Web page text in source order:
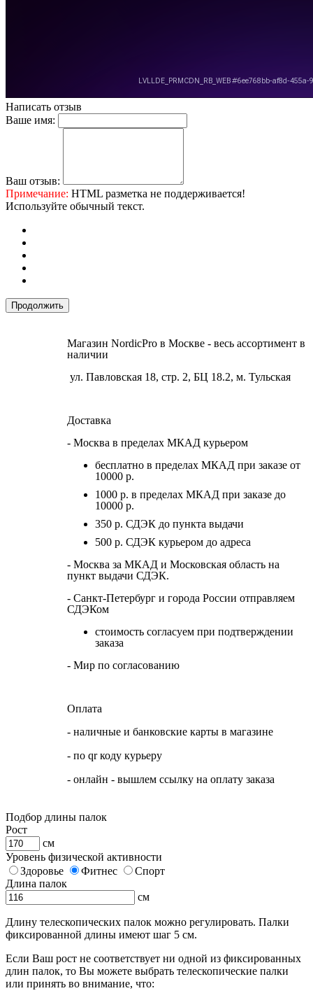
Написать отзыв
Ваше имя:
Ваш отзыв:
Примечание: HTML разметка не поддерживается!
Используйте обычный текст.
Продолжить
Магазин NordicPro в Москве - весь ассортимент в
наличии
ул. Павловская 18, стр. 2, БЦ 18.2, м. Тульская
Доставка
- Москва в пределах МКАД курьером
бесплатно в пределах МКАД при заказе от
10000 р.
1000 р. в пределах МКАД при заказе до
10000 р.
350 р. СДЭК до пункта выдачи
500 р. СДЭК курьером до адреса
- Москва за МКАД и Московская область на
пункт выдачи СДЭК.
- Санкт-Петербург и города России отправляем
СДЭКом
стоимость согласуем при подтверждении
заказа
- Мир по согласованию
Оплата
- наличные и банковские карты в магазине
- по qr коду курьеру
- онлайн - вышлем ссылку на оплату заказа
Подбор длины палок
Рост
см
Уровень физической активности
Здоровье
Фитнес
Спорт
Длина палок
см
Длину телескопических палок можно регулировать. Палки
фиксированной длины имеют шаг 5 см.
Если Ваш рост не соответствует ни одной из фиксированных
длин палок, то Вы можете выбрать телескопические палки
или принять во внимание, что: